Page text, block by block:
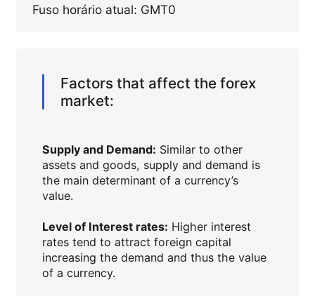
Fuso horário atual: GMT0
Factors that affect the forex
market:
Supply and Demand: Similar to other
assets and goods, supply and demand is
the main determinant of a currency’s
value.
Level of Interest rates: Higher interest
rates tend to attract foreign capital
increasing the demand and thus the value
of a currency.